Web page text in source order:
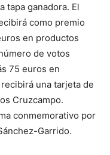
tapa ganadora. El
como premio
en productos
de votos
75 euros en
una tarjeta de
Cruzcampo.
conmemorativo por
Garrido.